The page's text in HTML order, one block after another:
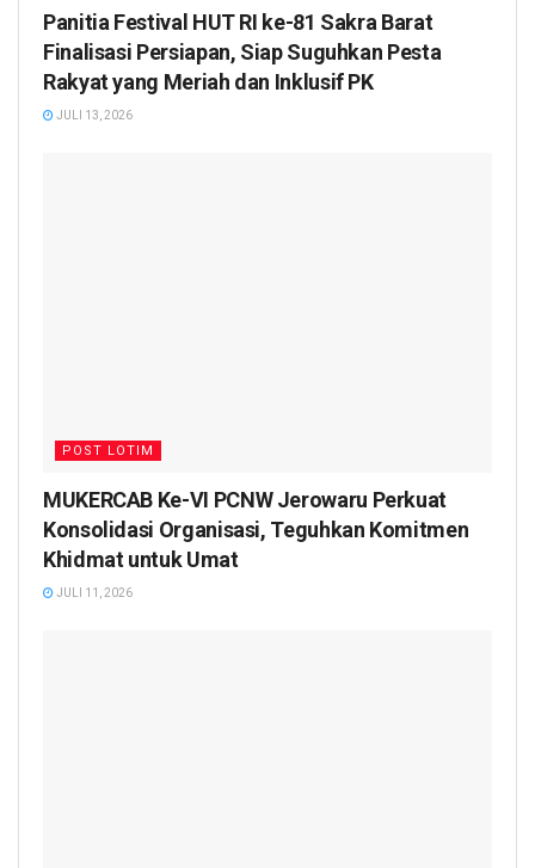
Panitia Festival HUT RI ke-81 Sakra Barat
Finalisasi Persiapan, Siap Suguhkan Pesta
Rakyat yang Meriah dan Inklusif PK
JULI 13, 2026
POST LOTIM
MUKERCAB Ke-VI PCNW Jerowaru Perkuat
Konsolidasi Organisasi, Teguhkan Komitmen
Khidmat untuk Umat
JULI 11, 2026